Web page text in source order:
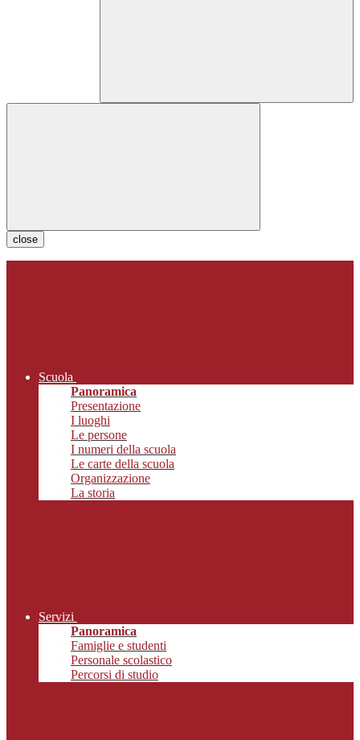
close
Scuola
Panoramica
Presentazione
I luoghi
Le persone
I numeri della scuola
Le carte della scuola
Organizzazione
La storia
Servizi
Panoramica
Famiglie e studenti
Personale scolastico
Percorsi di studio